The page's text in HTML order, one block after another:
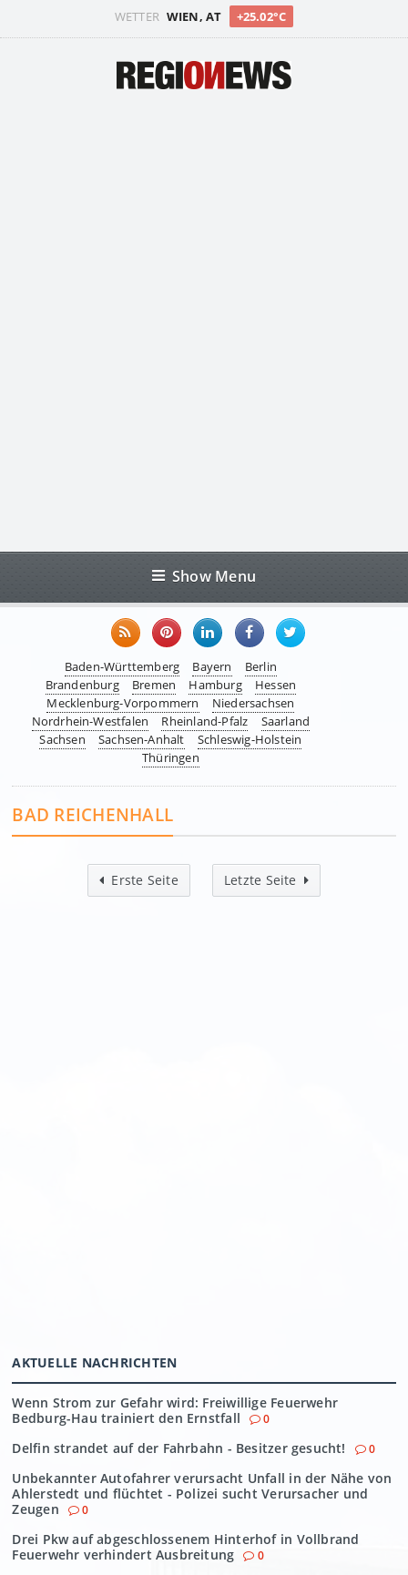
WETTER WIEN, AT +25.02°C
Show Menu
Baden-Württemberg Bayern
Berlin
Brandenburg
Bremen Hamburg
Hessen
Mecklenburg-Vorpommern
Niedersachsen
Nordrhein-Westfalen
Rheinland-Pfalz
Saarland
Sachsen
Sachsen-Anhalt
Schleswig-Holstein
Thüringen
BAD REICHENHALL
Erste Seite Letzte Seite
AKTUELLE NACHRICHTEN
Wenn Strom zur Gefahr wird: Freiwillige Feuerwehr
Bedburg-Hau trainiert den Ernstfall
0
Delfin strandet auf der Fahrbahn - Besitzer gesucht! 0
Unbekannter Autofahrer verursacht Unfall in der Nähe von
Ahlerstedt und flüchtet - Polizei sucht Verursacher und
Zeugen
0
Drei Pkw auf abgeschlossenem Hinterhof in Vollbrand
Feuerwehr verhindert Ausbreitung
0